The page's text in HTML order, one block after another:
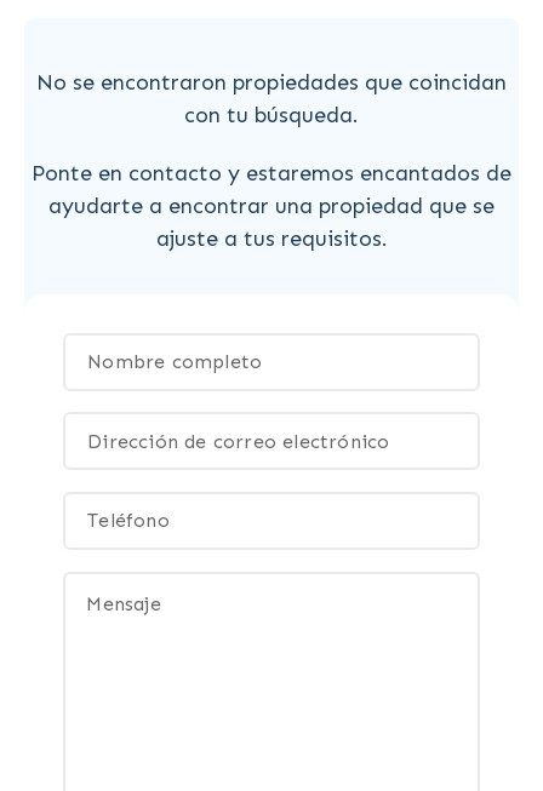
No se encontraron propiedades que coincidan
con tu búsqueda.
Ponte en contacto y estaremos encantados de
ayudarte a encontrar una propiedad que se
ajuste a tus requisitos.